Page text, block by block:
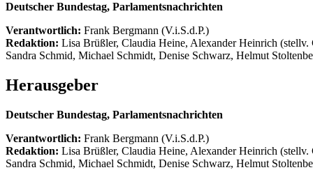
Deutscher Bundestag, Parlamentsnachrichten
Verantwortlich: Frank Bergmann (V.i.S.d.P.)
Redaktion: Lisa Brüßler, Claudia Heine, Alexander Heinrich
Sandra Schmid, Michael Schmidt, Denise Schwarz, Helmut
Herausgeber
Deutscher Bundestag, Parlamentsnachrichten
Verantwortlich: Frank Bergmann (V.i.S.d.P.)
Redaktion: Lisa Brüßler, Claudia Heine, Alexander Heinrich
Sandra Schmid, Michael Schmidt, Denise Schwarz, Helmut